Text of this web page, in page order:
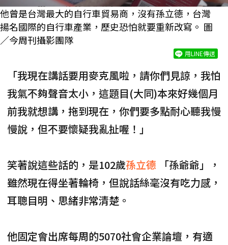
他曾是台灣最大的自行車貿易商，沒有孫立德，台灣
揚名國際的自行車產業，歷史恐怕就要重新改寫。 圖
／今周刊攝影團隊
用LINE傳送
「我現在講話要用麥克風啦，請你們見諒，我怕
我氣不夠聲音太小，這題目(大同)本來好幾個月
前我就想講，拖到現在，你們要多點耐心聽我慢
慢說，但不要懷疑我亂扯喔！」
笑著說這些話的，是102歲孫立德
「孫爺爺」，
雖然現在得坐著輪椅，但說話絲毫沒有吃力感，
耳聰目明、思緒非常清楚。
他固定會出席每周的5070社會企業論壇，有適